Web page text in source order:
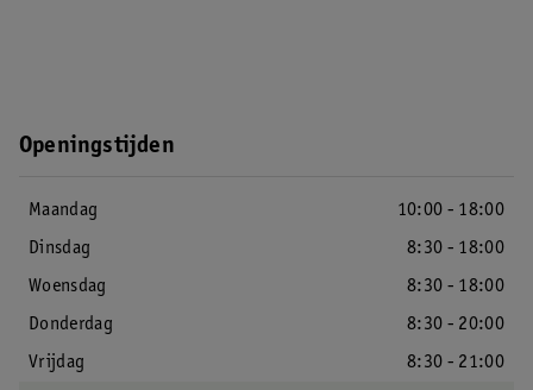
Openingstijden
Maandag
10:00 - 18:00
Dinsdag
8:30 - 18:00
Woensdag
8:30 - 18:00
Donderdag
8:30 - 20:00
Vrijdag
8:30 - 21:00